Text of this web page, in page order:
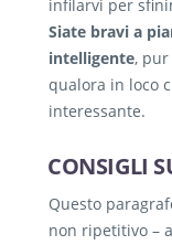
infilarvi per
Siate bravi a
intelligente,
qualora in loco
interessante.
CONSIGLI
Questo
non ripetitivo –